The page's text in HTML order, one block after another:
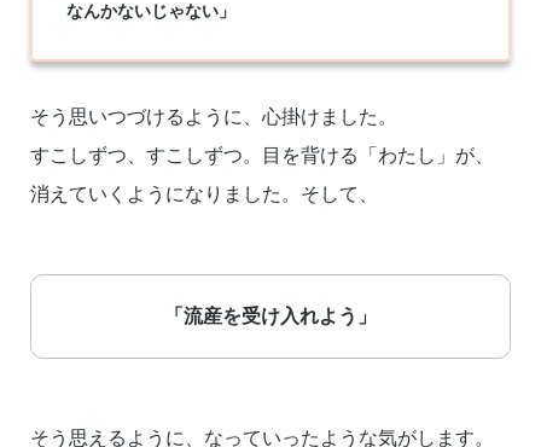
なんかないじゃない」
そう思いつづけるように、心掛けました。
すこしずつ、すこしずつ。目を背ける「わたし」が、
消えていくようになりました。そして、
「流産を受け入れよう」
そう思えるように、なっていったような気がします。